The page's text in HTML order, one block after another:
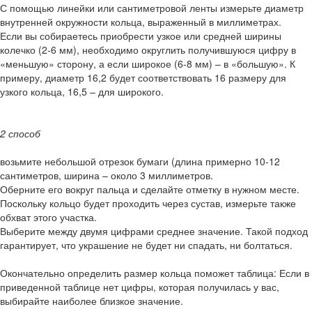
С помощью линейки или сантиметровой ленты измерьте диаметр
внутренней окружности кольца, выраженный в миллиметрах.
Если вы собираетесь приобрести узкое или средней ширины
колечко (2-6 мм), необходимо округлить получившуюся цифру в
«меньшую» сторону, а если широкое (6-8 мм) – в «большую». К
примеру, диаметр 16,2 будет соответствовать 16 размеру для
узкого кольца, 16,5 – для широкого.
2 способ
возьмите небольшой отрезок бумаги (длина примерно 10-12
сантиметров, ширина – около 3 миллиметров.
Оберните его вокруг пальца и сделайте отметку в нужном месте.
Поскольку кольцо будет проходить через сустав, измерьте также
обхват этого участка.
Выберите между двумя цифрами среднее значение. Такой подход
гарантирует, что украшение не будет ни спадать, ни болтаться.
Окончательно определить размер кольца поможет таблица: Если в
приведенной таблице нет цифры, которая получилась у вас,
выбирайте наиболее близкое значение.